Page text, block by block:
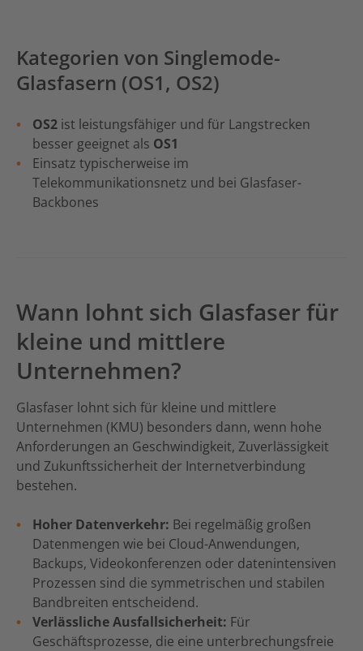
Kategorien von Singlemode-
Glasfasern (OS1, OS2)
OS2 ist leistungsfähiger und für Langstrecken
besser geeignet als OS1
Einsatz typischerweise im
Telekommunikationsnetz und bei Glasfaser-
Backbones
Wann lohnt sich Glasfaser für
kleine und mittlere
Unternehmen?
Glasfaser lohnt sich für kleine und mittlere
Unternehmen (KMU) besonders dann, wenn hohe
Anforderungen an Geschwindigkeit, Zuverlässigkeit
und Zukunftssicherheit der Internetverbindung
bestehen.
Hoher Datenverkehr: Bei regelmäßig großen
Datenmengen wie bei Cloud-Anwendungen,
Backups, Videokonferenzen oder datenintensiven
Prozessen sind die symmetrischen und stabilen
Bandbreiten entscheidend.
Verlässliche Ausfallsicherheit: Für
Geschäftsprozesse, die eine unterbrechungsfreie